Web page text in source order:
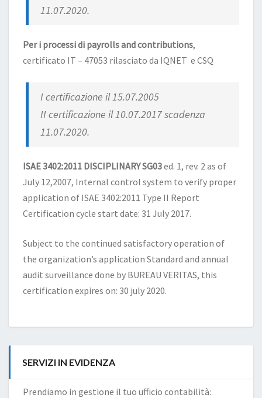
11.07.2020.
Per i processi di payrolls and contributions,
certificato IT – 47053 rilasciato da IQNET e CSQ
I certificazione il 15.07.2005
II certificazione il 10.07.2017 scadenza
11.07.2020.
ISAE 3402:2011 DISCIPLINARY SG03ed. 1, rev. 2 as of
July 12,2007, Internal control system to verify proper
application of ISAE 3402:2011 Type II Report
Certification cycle start date: 31 July 2017.
Subject to the continued satisfactory operation of
the organization’s application Standard and annual
audit surveillance done by BUREAU VERITAS, this
certification expires on: 30 july 2020.
SERVIZI IN EVIDENZA
Prendiamo in gestione il tuo ufficio contabilità: